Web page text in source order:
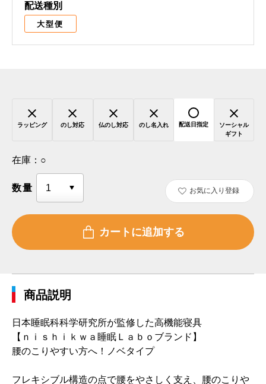
配送種別
大型便
ラッピング のし対応 仏のし対応 のし名入れ 配送日指定
ソーシャル
ギフト
在庫： ○
数量 お気に入り登録
商品説明
日本睡眠科科学研究所が監修した高機能寝具
【ｎｉｓｈｉｋｗａ睡眠Ｌａｂｏブランド】
腰のこりやすい方へ！ノベタイプ
フレキシブル構造の点で腰をやさしく支え、腰のこりや